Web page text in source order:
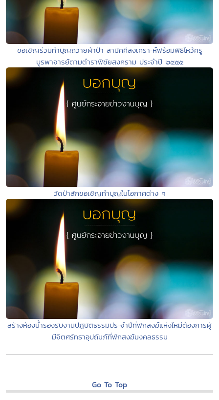
ขอเชิญร่วมทำบุญถวายผ้าป่า สามัคคีสงเคราะห์พร้อมพิธีไหว้ครู
บูรพาจารย์ตามตำราพิชัยสงคราม ประจำปี ๒๕๕๕
วัดป่าสักขอเชิญทำบุญในโอกาศต่าง ๆ
สร้างห้องน้ำรองรับงานปฏิบัติธรรมประจำปีที่พักสงฆ์แห่งใหม่ต้องการผู้
มีจิตศรัทธาอุปถัมภ์ที่พักสงฆ์มงคลธรรม
Go To Top